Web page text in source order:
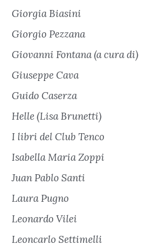
Giorgia Biasini
Giorgio Pezzana
Giovanni Fontana (a cura di)
Giuseppe Cava
Guido Caserza
Helle (Lisa Brunetti)
I libri del Club Tenco
Isabella Maria Zoppi
Juan Pablo Santi
Laura Pugno
Leonardo Vilei
Leoncarlo Settimelli